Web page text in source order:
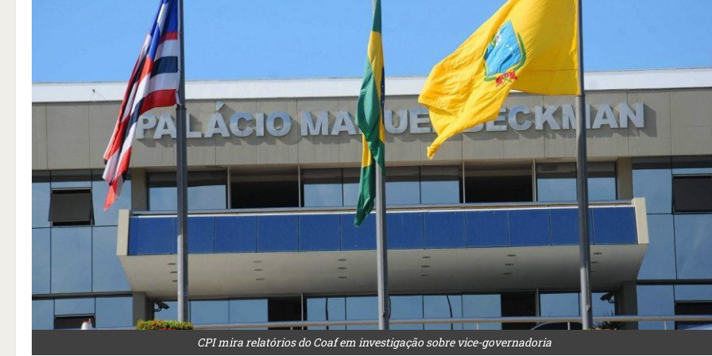
CPI mira relatórios do Coaf em investigação sobre vice-governadoria